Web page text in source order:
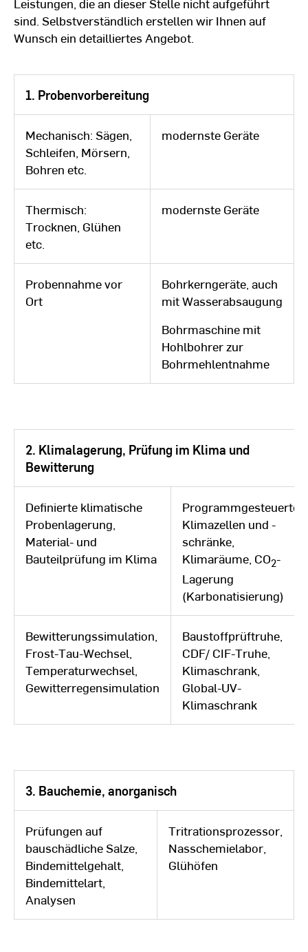
sind. Selbstverständlich erstellen wir Ihnen auf
Wunsch ein detailliertes Angebot.
1. Probenvorbereitung
Mechanisch: Sägen,
Schleifen, Mörsern,
Bohren etc.
modernste Geräte
Thermisch:
Trocknen, Glühen
etc.
modernste Geräte
Probennahme vor
Ort
Bohrkerngeräte, auch
mit Wasserabsaugung
Bohrmaschine mit
Hohlbohrer zur
Bohrmehlentnahme
2. Klimalagerung, Prüfung im Klima und
Bewitterung
Definierte klimatische
Probenlagerung,
Material- und
Bauteilprüfung im Klima
Programmgesteuerte
Klimazellen und -
schränke,
Klimaräume, CO2-
Lagerung
(Karbonatisierung)
Bewitterungssimulation,
Frost-Tau-Wechsel,
Temperaturwechsel,
Gewitterregensimulation
Baustoffprüftruhe,
CDF/ CIF-Truhe,
Klimaschrank,
Global-UV-
Klimaschrank
3. Bauchemie, anorganisch
Prüfungen auf
bauschädliche Salze,
Bindemittelgehalt,
Bindemittelart,
Analysen
Tritrationsprozessor,
Nasschemielabor,
Glühöfen